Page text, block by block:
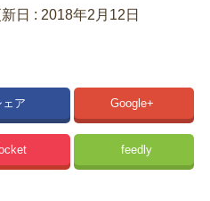
日 : 2018年2月12日
ェア Google+
feedly